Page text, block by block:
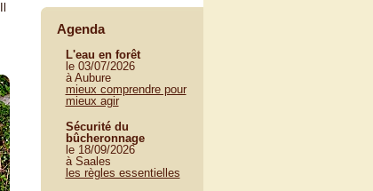
Agenda
L'eau en forêt
le 03/07/2026
à Aubure
mieux comprendre pour
mieux agir
Sécurité du
bûcheronnage
le 18/09/2026
à Saales
les règles essentielles